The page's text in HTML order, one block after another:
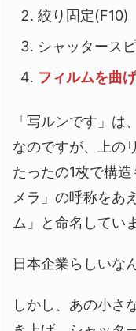
絞り固定(F10)
シャッタース
フィルムを曲
「写ルンです」は
なのですが、上の
たったの1枚で構
メラ」の呼称をあ
ム」と命名してい
日本企業らしいな
しかし、あの小さ